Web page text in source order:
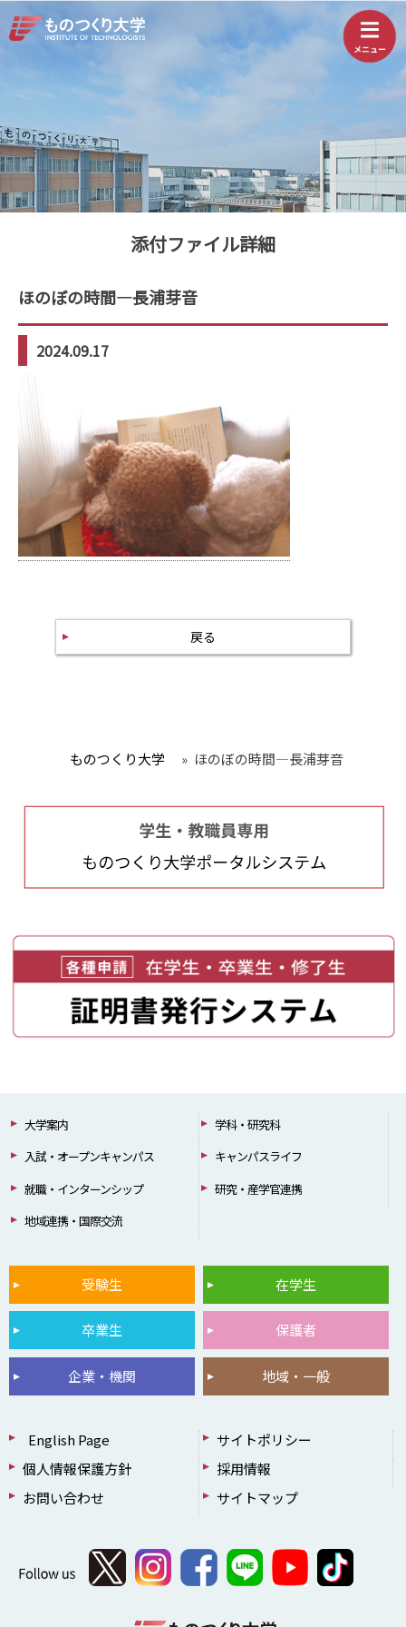
添付ファイル詳細
ほのぼの時間—長浦芽音
2024.09.17
戻る
ものつくり大学 » ほのぼの時間—長浦芽音
大学案内
学科・研究科
入試・オープンキャンパス
キャンパスライフ
就職・インターンシップ
研究・産学官連携
地域連携・国際交流
受験生 在学生
卒業生 保護者
企業・機関 地域・一般
English Page
サイトポリシー
個人情報保護方針
採用情報
お問い合わせ
サイトマップ